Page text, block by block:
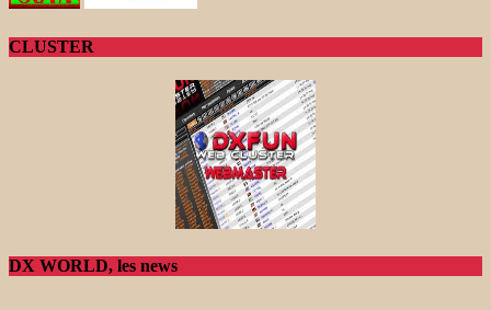
CLUSTER
DX WORLD, les news